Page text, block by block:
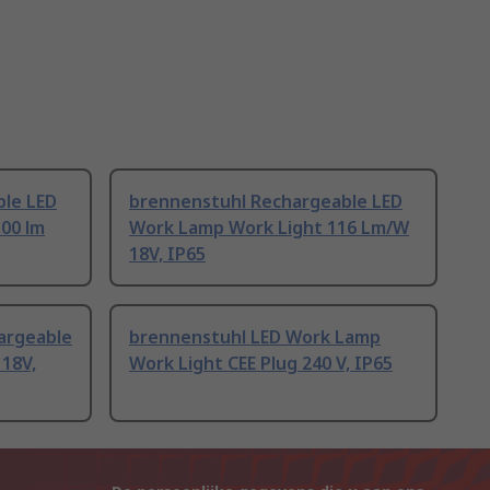
LED
lm
brennenstuhl Rechargeable LED
Work Lamp Work Light 116 Lm/W
18V, IP65
brennenstuhl LED Work Lamp
Work Light CEE Plug 240 V, IP65